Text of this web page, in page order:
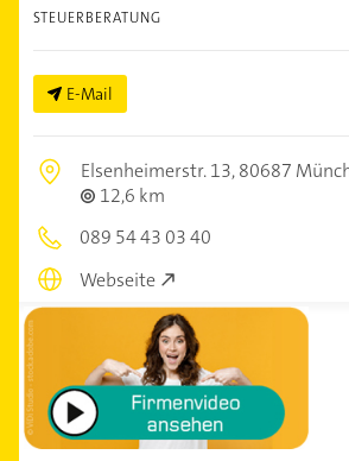
STEUERBERATUNG
E-Mail
Elsenheimerstr. 13,80687
12,6 km
089 54 43 03 40
Webseite